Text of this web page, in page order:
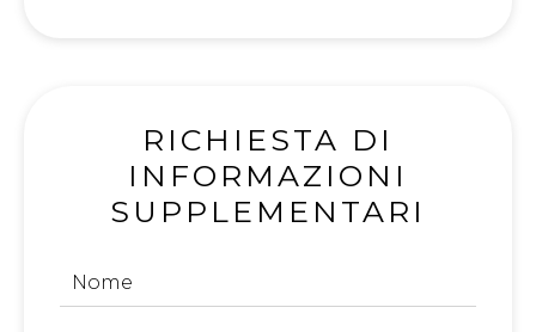
RICHIESTA DI
INFORMAZIONI
SUPPLEMENTARI